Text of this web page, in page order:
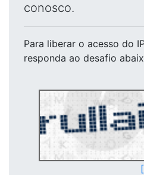
conosco.
Para liberar o acesso do
responda ao desafio